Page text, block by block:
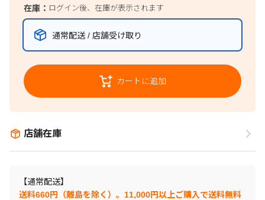
在庫： ログイン後、在庫が表示されます
通常配送 / 店舗受け取り
カートに追加
店舗在庫
【通常配送】
送料660円（離島を除く）。11,000円以上ご購入で送料無料